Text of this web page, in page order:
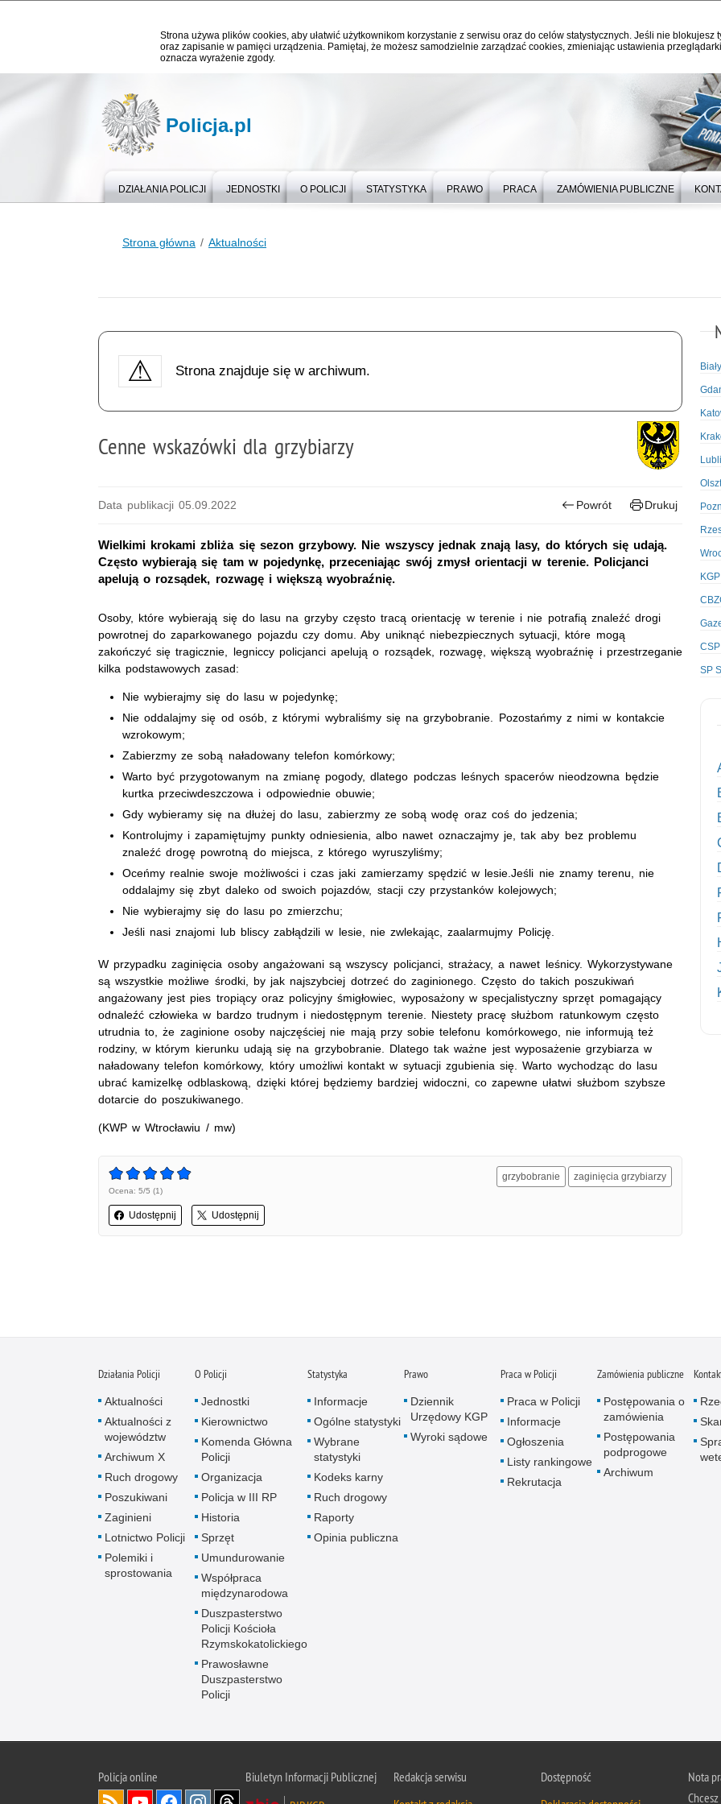
Strona używa plików cookies, aby ułatwić użytkownikom korzystanie z serwisu oraz do celów statystycznych. Jeśli nie blokujesz
oraz zapisanie w pamięci urządzenia. Pamiętaj, że możesz samodzielnie zarządzać cookies, zmieniając ustawienia
oznacza wyrażenie zgody.
Policja.pl
DZIAŁANIA POLICJI JEDNOSTKI O POLICJI STATYSTYKA PRAWO PRACA ZAMÓWIENIA PUBLICZNE
Strona główna Aktualności
Strona znajduje się w archiwum.
Cenne wskazówki dla grzybiarzy
Data publikacji 05.09.2022 Powrót Drukuj
Wielkimi krokami zbliża się sezon grzybowy. Nie wszyscy jednak znają lasy, do których się udają.
Często wybierają się tam w pojedynkę, przeceniając swój zmysł orientacji w terenie. Policjanci
apelują o rozsądek, rozwagę i większą wyobraźnię.
Osoby, które wybierają się do lasu na grzyby często tracą orientację w terenie i nie potrafią znaleźć drogi
powrotnej do zaparkowanego pojazdu czy domu. Aby uniknąć niebezpiecznych sytuacji, które mogą
zakończyć się tragicznie, legniccy policjanci apelują o rozsądek, rozwagę, większą wyobraźnię i przestrzeganie
kilka podstawowych zasad:
Nie wybierajmy się do lasu w pojedynkę;
Nie oddalajmy się od osób, z którymi wybraliśmy się na grzybobranie. Pozostańmy z nimi w kontakcie
wzrokowym;
Zabierzmy ze sobą naładowany telefon komórkowy;
Warto być przygotowanym na zmianę pogody, dlatego podczas leśnych spacerów nieodzowna będzie
kurtka przeciwdeszczowa i odpowiednie obuwie;
Gdy wybieramy się na dłużej do lasu, zabierzmy ze sobą wodę oraz coś do jedzenia;
Kontrolujmy i zapamiętujmy punkty odniesienia, albo nawet oznaczajmy je, tak aby bez problemu
znaleźć drogę powrotną do miejsca, z którego wyruszyliśmy;
Oceńmy realnie swoje możliwości i czas jaki zamierzamy spędzić w lesie.Jeśli nie znamy terenu, nie
oddalajmy się zbyt daleko od swoich pojazdów, stacji czy przystanków kolejowych;
Nie wybierajmy się do lasu po zmierzchu;
Jeśli nasi znajomi lub bliscy zabłądzili w lesie, nie zwlekając, zaalarmujmy Policję.
W przypadku zaginięcia osoby angażowani są wszyscy policjanci, strażacy, a nawet leśnicy. Wykorzystywane
są wszystkie możliwe środki, by jak najszybciej dotrzeć do zaginionego. Często do takich poszukiwań
angażowany jest pies tropiący oraz policyjny śmigłowiec, wyposażony w specjalistyczny sprzęt pomagający
odnaleźć człowieka w bardzo trudnym i niedostępnym terenie. Niestety pracę służbom ratunkowym często
utrudnia to, że zaginione osoby najczęściej nie mają przy sobie telefonu komórkowego, nie informują też
rodziny, w którym kierunku udają się na grzybobranie. Dlatego tak ważne jest wyposażenie grzybiarza w
naładowany telefon komórkowy, który umożliwi kontakt w sytuacji zgubienia się. Warto wychodząc do lasu
ubrać kamizelkę odblaskową, dzięki której będziemy bardziej widoczni, co zapewne ułatwi służbom szybsze
dotarcie do poszukiwanego.
(KWP w Wtrocławiu / mw)
Ocena: 5/5 (1)
Udostępnij Udostępnij
grzybobranie zaginięcia grzybiarzy
KGP
SP
Działania Policji
Aktualności
Aktualności z
województw
Archiwum X
Ruch drogowy
Poszukiwani
Zaginieni
Lotnictwo Policji
Polemiki i
sprostowania
O Policji
Jednostki
Kierownictwo
Komenda Główna
Policji
Organizacja
Policja w III RP
Historia
Sprzęt
Umundurowanie
Współpraca
międzynarodowa
Duszpasterstwo
Policji Kościoła
Rzymskokatolickiego
Prawosławne
Duszpasterstwo
Policji
Statystyka
Informacje
Ogólne statystyki
Wybrane
statystyki
Kodeks karny
Ruch drogowy
Raporty
Opinia publiczna
Prawo
Dziennik
Urzędowy KGP
Wyroki sądowe
Praca w Policji
Praca w Policji
Informacje
Ogłoszenia
Listy rankingowe
Rekrutacja
Zamówienia publiczne
Postępowania o
zamówienia
Postępowania
podprogowe
Archiwum
Policjaonline
Biuletyn Informacji Publicznej
Redakcja serwisu
Dostępność
Nota